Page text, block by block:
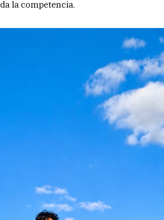
la competencia.